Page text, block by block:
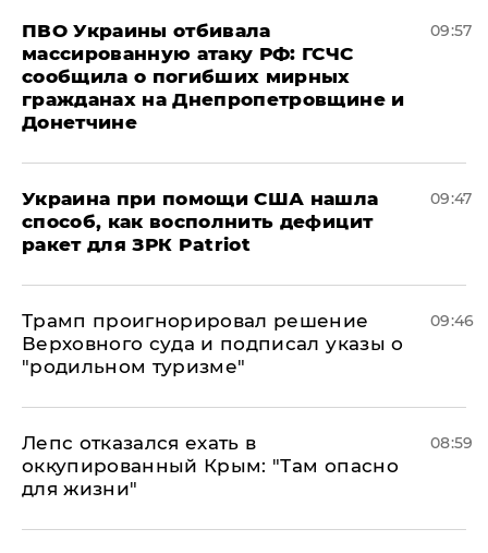
ПВО Украины отбивала
массированную атаку РФ: ГСЧС
сообщила о погибших мирных
гражданах на Днепропетровщине и
Донетчине
09:57
Украина при помощи США нашла
способ, как восполнить дефицит
ракет для ЗРК Patriot
09:47
Трамп проигнорировал решение
Верховного суда и подписал указы о
"родильном туризме"
09:46
Лепс отказался ехать в
оккупированный Крым: "Там опасно
для жизни"
08:59